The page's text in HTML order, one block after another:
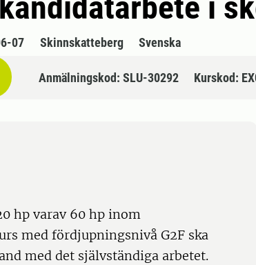
07 Skinnskatteberg Svenska
Anmälningskod: SLU-30292 Kurskod:
hp varav 60 hp inom
med fördjupningsnivå G2F ska
med det självständiga arbetet.